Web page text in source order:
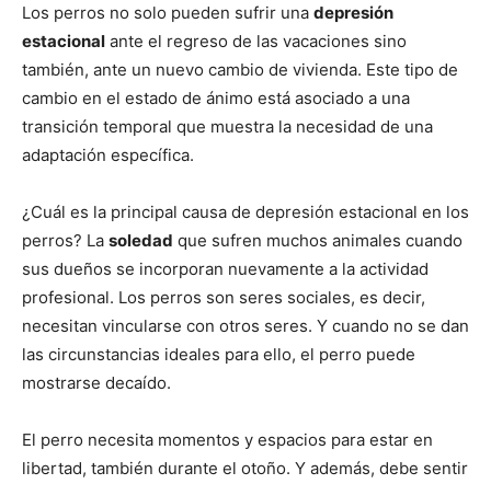
Los perros no solo pueden sufrir una depresión
estacional ante el regreso de las vacaciones sino
también, ante un nuevo cambio de vivienda. Este tipo de
cambio en el estado de ánimo está asociado a una
transición temporal que muestra la necesidad de una
adaptación específica.
¿Cuál es la principal causa de depresión estacional en los
perros? La soledad que sufren muchos animales cuando
sus dueños se incorporan nuevamente a la actividad
profesional. Los perros son seres sociales, es decir,
necesitan vincularse con otros seres. Y cuando no se dan
las circunstancias ideales para ello, el perro puede
mostrarse decaído.
El perro necesita momentos y espacios para estar en
libertad, también durante el otoño. Y además, debe sentir